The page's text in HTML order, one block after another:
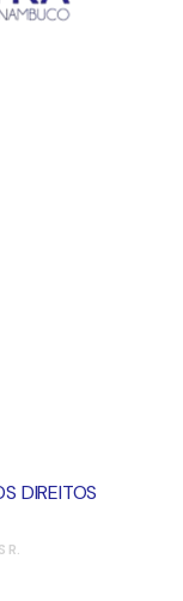
DIREITOS
R.